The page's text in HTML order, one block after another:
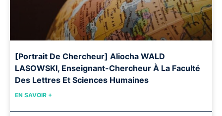
[Portrait De Chercheur] Aliocha WALD
LASOWSKI, Enseignant-Chercheur À La Faculté
Des Lettres Et Sciences Humaines
EN SAVOIR +